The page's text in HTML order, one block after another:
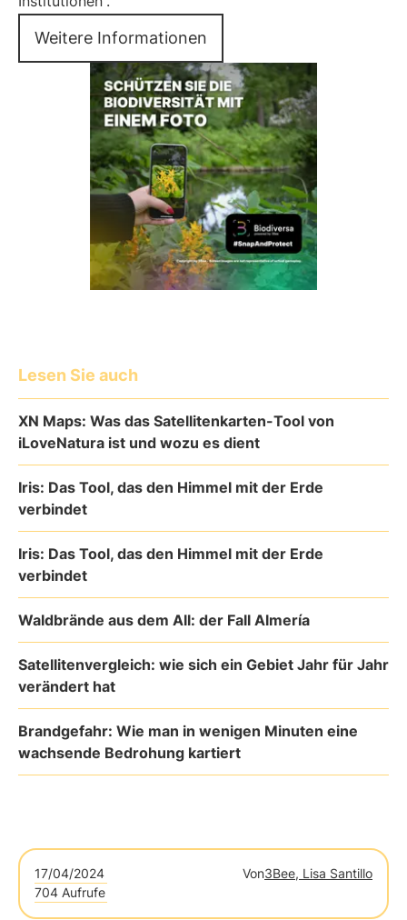
Weitere Informationen
Lesen Sie auch
XN Maps: Was das Satellitenkarten-Tool von
iLoveNatura ist und wozu es dient
Iris: Das Tool, das den Himmel mit der Erde
verbindet
Iris: Das Tool, das den Himmel mit der Erde
verbindet
Waldbrände aus dem All: der Fall Almería
Satellitenvergleich: wie sich ein Gebiet Jahr für Jahr
verändert hat
Brandgefahr: Wie man in wenigen Minuten eine
wachsende Bedrohung kartiert
17/04/2024 Von3Bee, Lisa Santillo
704 Aufrufe